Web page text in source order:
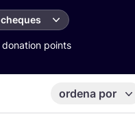
points
ordena por